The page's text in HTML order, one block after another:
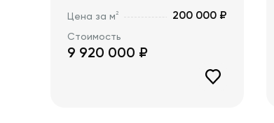
Цена за м2 200 000 ₽
Стоимость
9 920 000 ₽